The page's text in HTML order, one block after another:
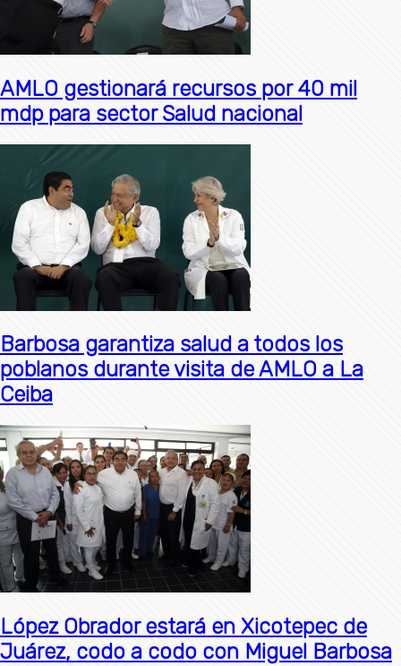
AMLO gestionará recursos por 40 mil
mdp para sector Salud nacional
Barbosa garantiza salud a todos los
poblanos durante visita de AMLO a La
Ceiba
López Obrador estará en Xicotepec de
Juárez, codo a codo con Miguel Barbosa